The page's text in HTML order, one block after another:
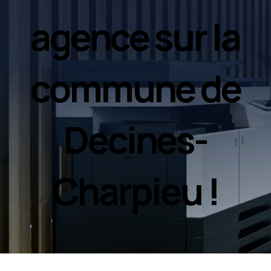
agence sur la
commune de
Decines-
Charpieu !